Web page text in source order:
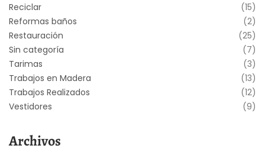
Reciclar
(15)
Reformas baños
(2)
Restauración
(25)
Sin categoría
(7)
Tarimas
(3)
Trabajos en Madera
(13)
Trabajos Realizados
(12)
Vestidores
(9)
Archivos